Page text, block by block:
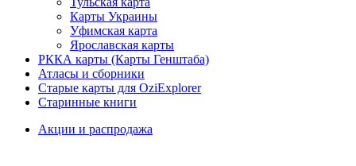
Карты Украины
Уфимская карта
Ярославская карты
РККА карты (Карты Генштаба)
Атласы и сборники
Старые карты для OziExplorer
Старинные книги
Акции и распродажа